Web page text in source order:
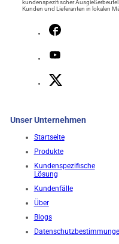
kundenspezifischer
Kunden und Lieferanten in lokalen
Unser Unternehmen
Startseite
Produkte
Kundenspezifische
Lösung
Kundenfälle
Über
Blogs